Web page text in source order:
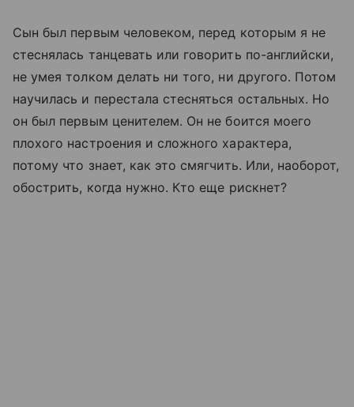
Сын был первым человеком, перед которым я не
стеснялась танцевать или говорить по-английски,
не умея толком делать ни того, ни другого. Потом
научилась и перестала стесняться остальных. Но
он был первым ценителем. Он не боится моего
плохого настроения и сложного характера,
потому что знает, как это смягчить. Или, наоборот,
обострить, когда нужно. Кто еще рискнет?